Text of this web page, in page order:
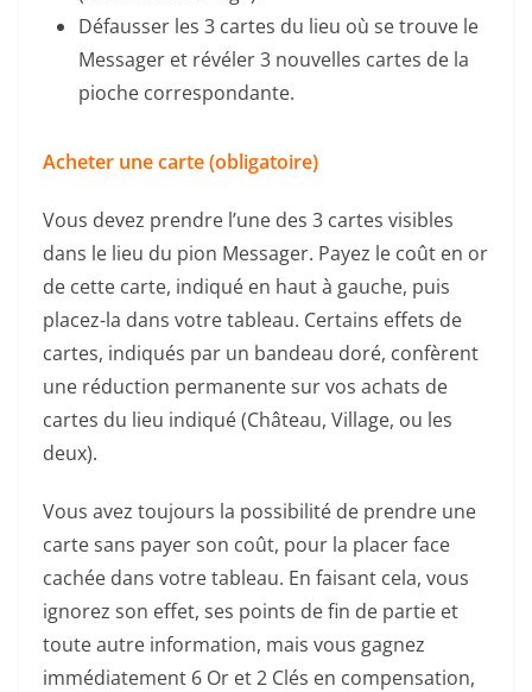
Défausser les 3 cartes du lieu où se trouve le
Messager et révéler 3 nouvelles cartes de la
pioche correspondante.
Acheter une carte (obligatoire)
Vous devez prendre l’une des 3 cartes visibles
dans le lieu du pion Messager. Payez le coût en or
de cette carte, indiqué en haut à gauche, puis
placez-la dans votre tableau. Certains effets de
cartes, indiqués par un bandeau doré, confèrent
une réduction permanente sur vos achats de
cartes du lieu indiqué (Château, Village, ou les
deux).
Vous avez toujours la possibilité de prendre une
carte sans payer son coût, pour la placer face
cachée dans votre tableau. En faisant cela, vous
ignorez son effet, ses points de fin de partie et
toute autre information, mais vous gagnez
immédiatement 6 Or et 2 Clés en compensation,